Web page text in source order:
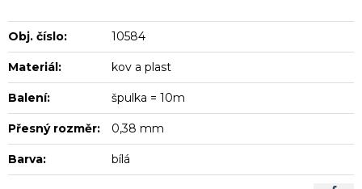
Obj. číslo: 10584
Materiál: kov a plast
Balení: špulka = 10m
Přesný rozměr: 0,38 mm
Barva: bílá